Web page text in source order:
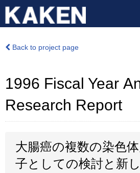
Back to project page
1996 Fiscal Year
Research Report
大腸癌の複数の染色
子としての検討と新